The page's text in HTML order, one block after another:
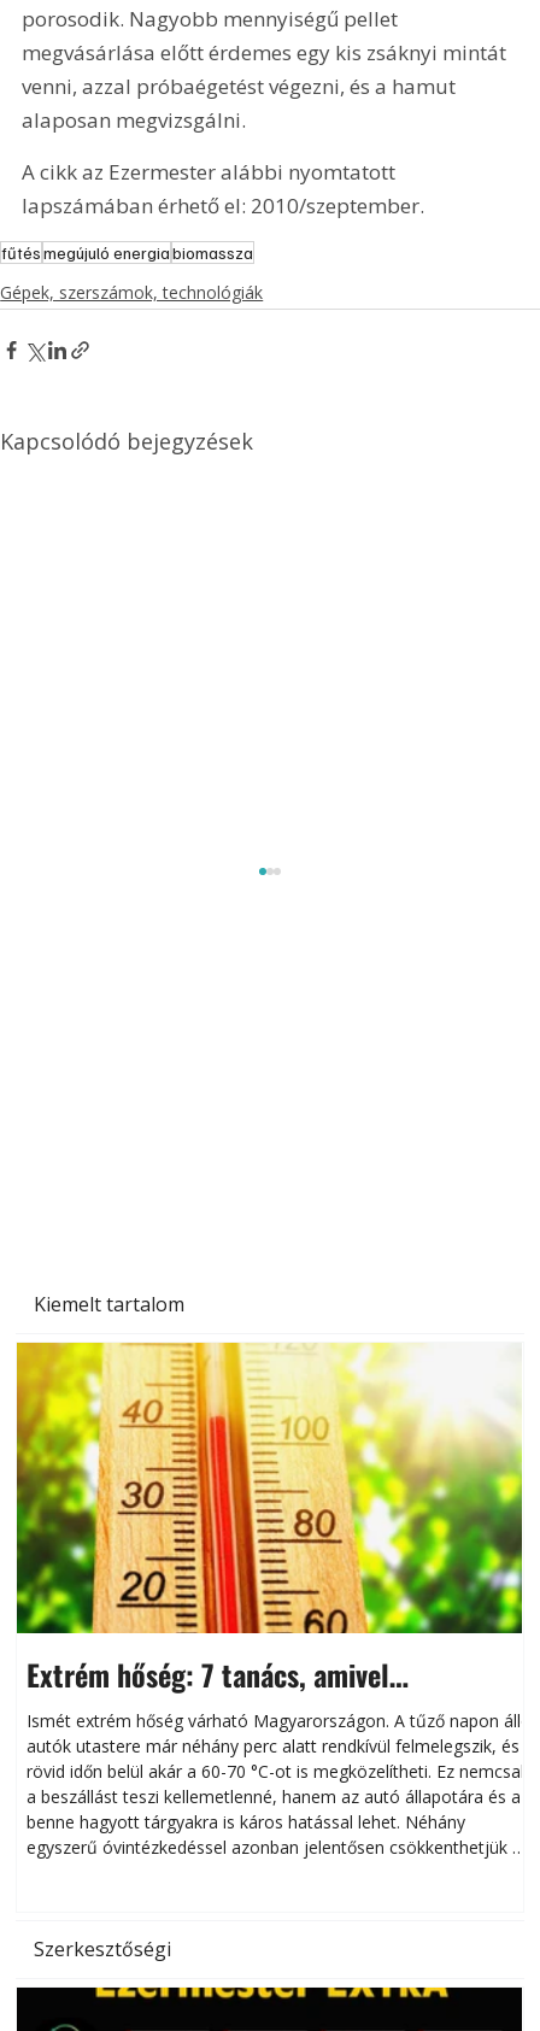
Kiemelt tartalom
Extrém hőség: 7 tanács, amivel
megóvhatjuk autónkat a nyári károktól
Ismét extrém hőség várható Magyarországon. A tűző napon álló
autók utastere már néhány perc alatt rendkívül felmelegszik, és
rövid időn belül akár a 60-70 °C-ot is megközelítheti. Ez nemcsak
a beszállást teszi kellemetlenné, hanem az autó állapotára és a
benne hagyott tárgyakra is káros hatással lehet. Néhány
egyszerű óvintézkedéssel azonban jelentősen csökkenthetjük a
Szerkesztőségi
porosodik. Nagyobb mennyiségű pellet
megvásárlása előtt érdemes egy kis zsáknyi mintát
venni, azzal próbaégetést végezni, és a hamut
alaposan megvizsgálni.
A cikk az Ezermester alábbi nyomtatott
lapszámában érhető el: 2010/szeptember.
fűtésmegújuló energiabiomassza
Gépek, szerszámok, technológiák
Kapcsolódó bejegyzések